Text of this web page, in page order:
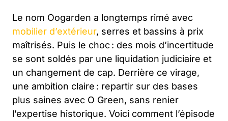
Le nom Oogarden a longtemps rimé avec
mobilier d’extérieur, serres et bassins à prix
maîtrisés. Puis le choc : des mois d’incertitude
se sont soldés par une liquidation judiciaire et
un changement de cap. Derrière ce virage,
une ambition claire : repartir sur des bases
plus saines avec O Green, sans renier
l’expertise historique. Voici comment l’épisode